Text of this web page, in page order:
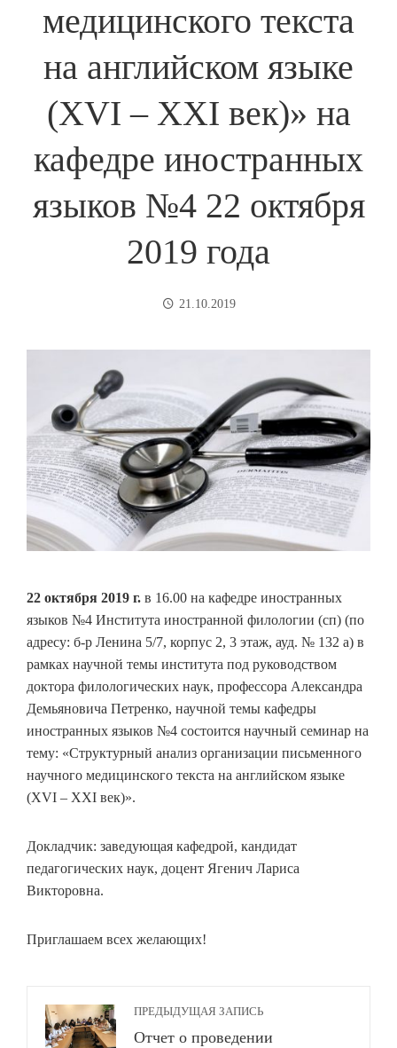
медицинского текста
на английском языке
(XVI – XXI век)» на
кафедре иностранных
языков №4 22 октября
2019 года
21.10.2019
22 октября 2019 г. в 16.00 на кафедре иностранных
языков №4 Института иностранной филологии (сп) (по
адресу: б-р Ленина 5/7, корпус 2, 3 этаж, ауд. № 132 а) в
рамках научной темы института под руководством
доктора филологических наук, профессора Александра
Демьяновича Петренко, научной темы кафедры
иностранных языков №4 состоится научный семинар на
тему: «Структурный анализ организации письменного
научного медицинского текста на английском языке
(XVI – XXI век)».
Докладчик: заведующая кафедрой, кандидат
педагогических наук, доцент Ягенич Лариса
Викторовна.
Приглашаем всех желающих!
ПРЕДЫДУЩАЯ ЗАПИСЬ
Отчет о проведении